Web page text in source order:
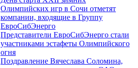
Олимпийских игр в Сочи отметят
компании, входящие в Группу
ЕвроСибЭнерго
Представители ЕвроСибЭнерго стали
участниками эстафеты Олимпийского
огня
Поздравление Вячеслава Соломина,